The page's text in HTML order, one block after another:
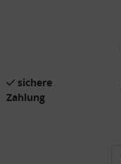
sichere
Zahlung